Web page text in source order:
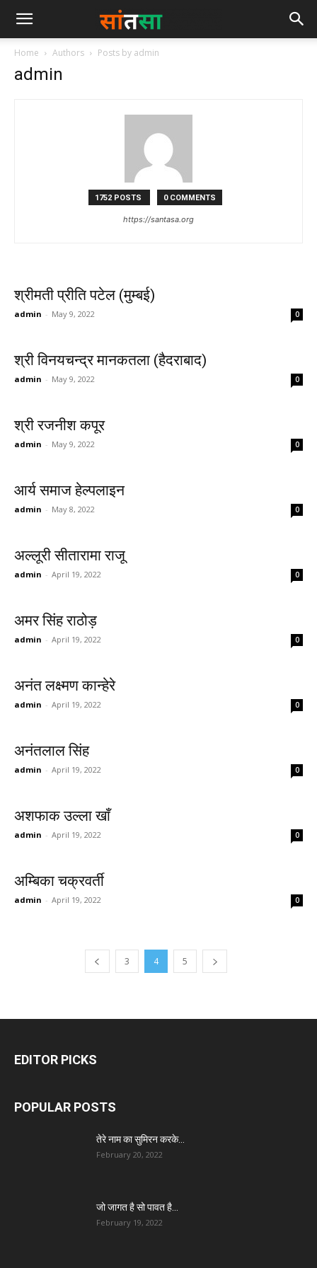
Home Authors Posts by admin
admin
1752 POSTS 0 COMMENTS
https://santasa.org
श्रीमती प्रीति पटेल (मुम्बई)
admin - May 9, 2022 0
श्री विनयचन्द्र मानकतला (हैदराबाद)
admin - May 9, 2022 0
श्री रजनीश कपूर
admin - May 9, 2022 0
आर्य समाज हेल्पलाइन
admin - May 8, 2022 0
अल्लूरी सीतारामा राजू
admin - April 19, 2022 0
अमर सिंह राठोड़
admin - April 19, 2022 0
अनंत लक्ष्मण कान्हेरे
admin - April 19, 2022 0
अनंतलाल सिंह
admin - April 19, 2022 0
अशफाक उल्ला खाँ
admin - April 19, 2022 0
अम्बिका चक्रवर्ती
admin - April 19, 2022 0
3 4 5
EDITOR PICKS
POPULAR POSTS
तेरे नाम का सुमिरन करके…
February 20, 2022
जो जागत है सो पावत है…
February 19, 2022